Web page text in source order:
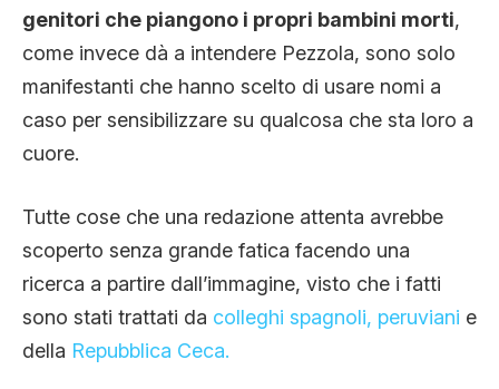
genitori che piangono i propri bambini morti,
come invece dà a intendere Pezzola, sono solo
manifestanti che hanno scelto di usare nomi a
caso per sensibilizzare su qualcosa che sta loro a
cuore.
Tutte cose che una redazione attenta avrebbe
scoperto senza grande fatica facendo una
ricerca a partire dall’immagine, visto che i fatti
sono stati trattati da colleghi spagnoli, peruviani e
della Repubblica Ceca.